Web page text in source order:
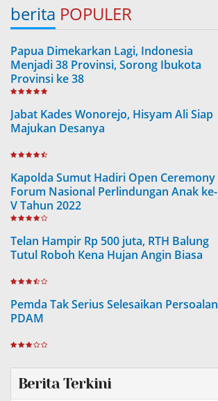
berita POPULER
Papua Dimekarkan Lagi, Indonesia
Menjadi 38 Provinsi, Sorong Ibukota
Provinsi ke 38
Jabat Kades Wonorejo, Hisyam Ali Siap
Majukan Desanya
Kapolda Sumut Hadiri Open Ceremony
Forum Nasional Perlindungan Anak ke-
V Tahun 2022
Telan Hampir Rp 500 juta, RTH Balung
Tutul Roboh Kena Hujan Angin Biasa
Pemda Tak Serius Selesaikan Persoalan
PDAM
Berita Terkini